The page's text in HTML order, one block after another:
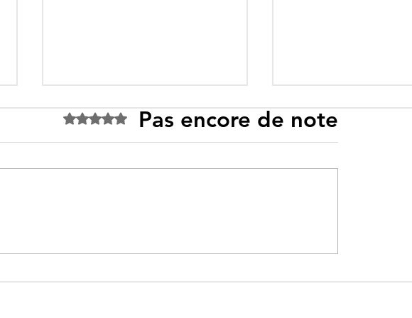
mieux cacher la misère
promesses différées,
réalités évitées
Noté 0 étoile sur 5.Pas encore de note